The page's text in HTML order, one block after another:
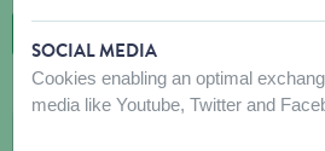
SOCIAL MEDIA
Cookies enabling an optimal
media like Youtube, Twitter and